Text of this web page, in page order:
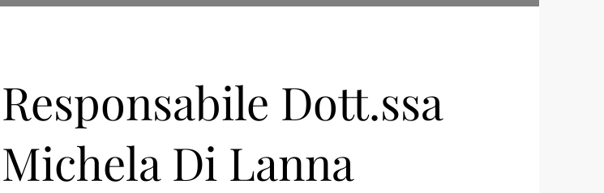
Responsabile Dott.ssa
Michela Di Lanna